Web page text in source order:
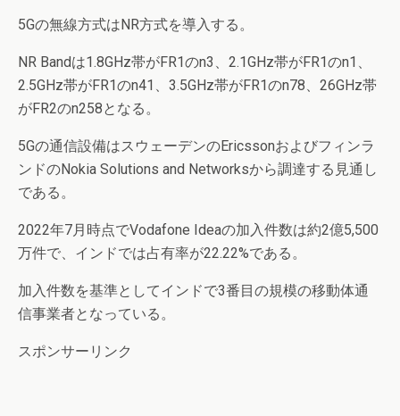
5Gの無線方式はNR方式を導入する。
NR Bandは1.8GHz帯がFR1のn3、2.1GHz帯がFR1のn1、
2.5GHz帯がFR1のn41、3.5GHz帯がFR1のn78、26GHz帯
がFR2のn258となる。
5Gの通信設備はスウェーデンのEricssonおよびフィンラ
ンドのNokia Solutions and Networksから調達する見通し
である。
2022年7月時点でVodafone Ideaの加入件数は約2億5,500
万件で、インドでは占有率が22.22%である。
加入件数を基準としてインドで3番目の規模の移動体通
信事業者となっている。
スポンサーリンク